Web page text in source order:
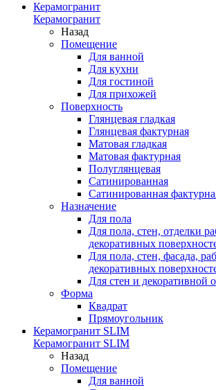
Керамогранит
Керамогранит
Назад
Помещение
Для ванной
Для кухни
Для гостиной
Для прихожей
Поверхность
Глянцевая гладкая
Глянцевая фактурная
Матовая гладкая
Матовая фактурная
Полуглянцевая
Сатинированная
Сатинированная
Назначение
Для пола
Для пола, стен, отделки
декоративных
Для пола, стен, фасада,
декоративных
Для стен и декоративной
Форма
Квадрат
Прямоугольник
Керамогранит SLIM
Керамогранит SLIM
Назад
Помещение
Для ванной